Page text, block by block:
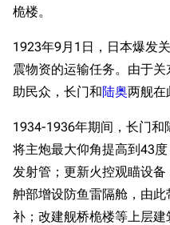
桅楼。
1923年9月1日，日本爆发
震物资的运输任务。由于
助民众，长门和陆奥两舰在
1934-1936年期间，长门和
将主炮最大仰角提高到43
发射管；更新火控观瞄设
舯部增设防鱼雷隔舱，由
补；改建舰桥桅楼等上层